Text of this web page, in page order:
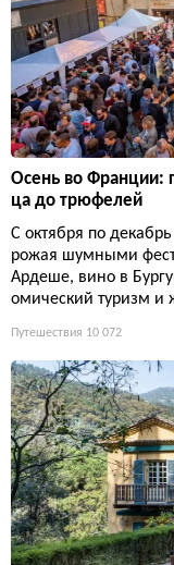
Осень во Франции:
ца до трюфелей
С октября по
рожая шумными
Ардеше, вино в
омический туризм и
Путешествия 10 072